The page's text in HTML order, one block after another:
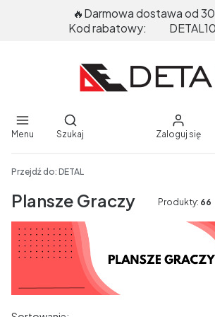
🔥Darmowa dostawa od
Kod rabatowy:
DETAL10
Menu
Otwórz wyszukiwarkę
Szukaj Zaloguj się
Przejdź do: DETAL
Plansze Graczy Produkty: 66